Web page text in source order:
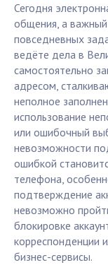
Сегодня
общения, а
повседневных
ведёте дела в
самостоятельно
адресом,
неполное
использование
или ошибочный
невозможности
ошибкой
телефона,
подтверждение
невозможно
блокировке
корреспонденции
бизнес-сервисы.